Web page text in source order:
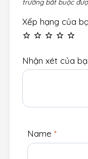
trường bắt buộc
Xếp hạng của
Nhận xét của
Name *